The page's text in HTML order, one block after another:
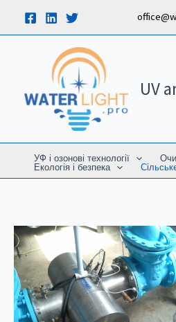
UV
УФ і озонові технології
Екологія і безпека